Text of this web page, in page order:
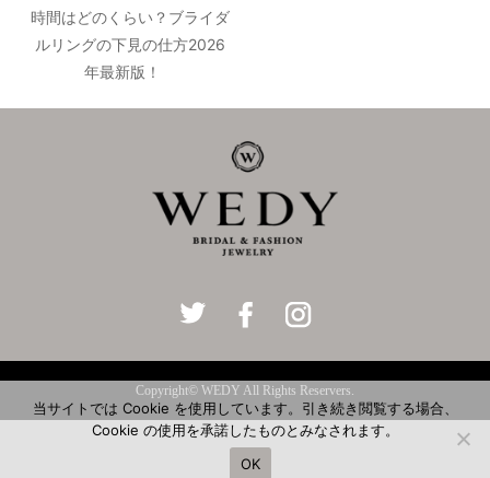
時間はどのくらい？ブライダ
ルリングの下見の仕方2026
年最新版！
Copyright© WEDY All Rights Reservers.
当サイトでは Cookie を使用しています。引き続き閲覧する場合、
Cookie の使用を承諾したものとみなされます。
OK